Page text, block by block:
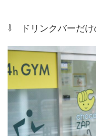
⇩ ドリンクバーだけ